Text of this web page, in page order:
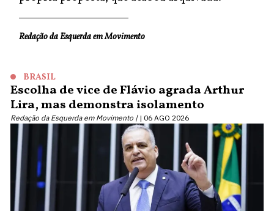
Redação da Esquerda em Movimento
BRASIL
Escolha de vice de Flávio agrada Arthur
Lira, mas demonstra isolamento
Redação da Esquerda em Movimento | 06 AGO 2026